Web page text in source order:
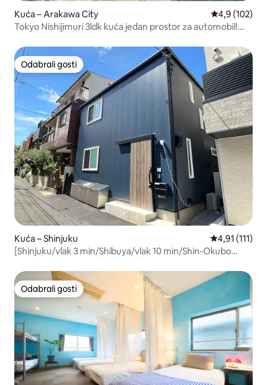
Kuća – Arakawa City Prosječna
4,9 (102)
Tokyo Nishijimuri 3ldk kuća jedan prostor za automobil!
Odabrali gosti
Odabrali gosti
Kuća – Shinjuku Prosječna
4,91 (111)
[Shinjuku/vlak 3 min/Shibuya/vlak 10 min/Shin-Okubo
dizajnerska kuća
Odabrali gosti
Odabrali gosti